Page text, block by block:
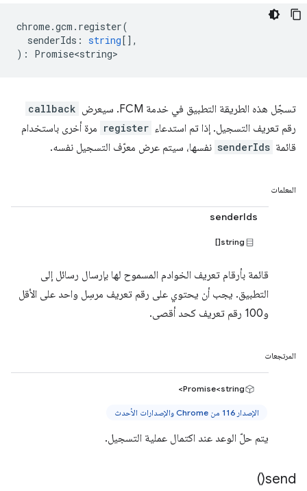
chrome.gcm . register(
senderIds : string[],
) : Promise<string>
تسجّل هذه الطريقة التطبيق في خدمة FCM. سيعرض callback
رقم تعريف التسجيل. إذا تم استدعاء register مرة أخرى باستخدام
قائمة senderIds نفسها، سيتم عرض معرّف التسجيل نفسه.
المعلمات
senderIds
string[]
قائمة بأرقام تعريف الخوادم المسموح لها بإرسال رسائل إلى
التطبيق. يجب أن يحتوي على رقم تعريف مرسِل واحد على الأقل
و100 رقم تعريف كحد أقصى.
المرتجعات
Promise<string>
الإصدار 116 من Chrome والإصدارات الأحدث
يتم حلّ الوعد عند اكتمال عملية التسجيل.
send(
)